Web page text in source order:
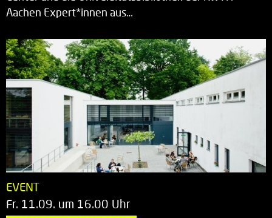
Aachen Expert*innen aus…
EVENT
Fr. 11.09. um 16.00 Uhr